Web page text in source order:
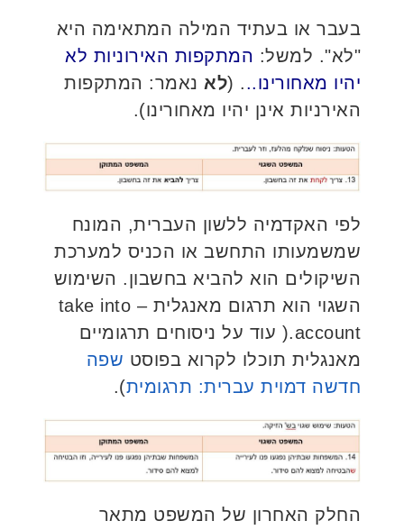
בעבר או בעתיד המילה המתאימה היא
"לא". למשל: המתקפות האירוניות לא
יהיו מאחורינו... (לא נאמר: המתקפות
האירניות אינן יהיו מאחורינו).
לפי האקדמיה ללשון העברית, המונח
שמשמעותו התחשב או הכניס למערכת
השיקולים הוא להביא בחשבון. השימוש
השגוי הוא תרגום מאנגלית – take into
account.( עוד על ניסוחים תרגומיים
מאנגלית תוכלו לקרוא בפוסט שפה
חדשה דמוית עברית: תרגומית).
החלק האחרון של המשפט מתאר